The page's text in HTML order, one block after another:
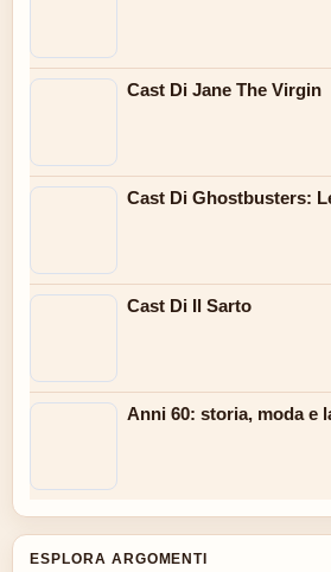
Cast Di Jane The Virgin
Cast Di Ghostbusters:
Cast Di Il Sarto
Anni 60: storia, moda e
ESPLORA ARGOMENTI